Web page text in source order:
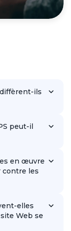
ils
etpeut-il
mais dans
hébergement
en œuvre
contre les
jour logicielles
contre les
elles
Web se